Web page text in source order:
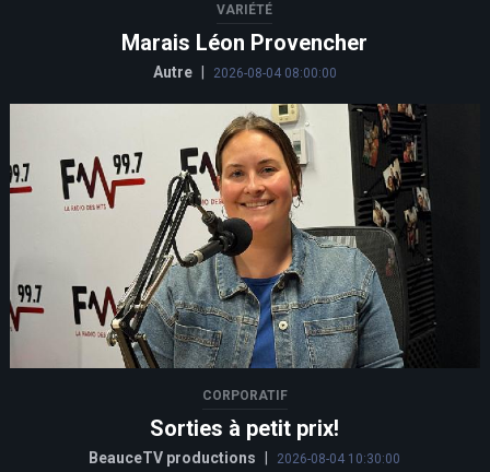
VARIÉTÉ
Marais Léon Provencher
Autre 2026-08-04 08:00:00
CORPORATIF
Sorties à petit prix!
BeauceTV productions | 2026-08-04 10:30:00